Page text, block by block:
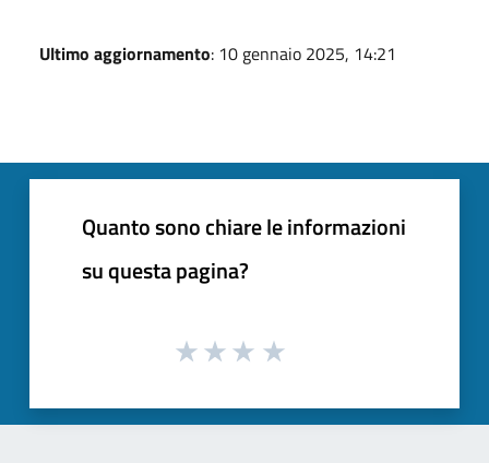
Ultimo aggiornamento: 10 gennaio 2025, 14:21
Quanto sono chiare le informazioni
su questa pagina?